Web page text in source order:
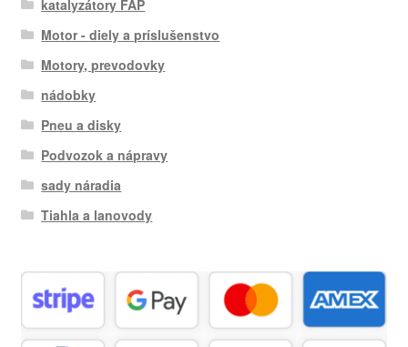
katalyzátory FAP
Motor - diely a príslušenstvo
Motory, prevodovky
nádobky
Pneu a disky
Podvozok a nápravy
sady náradia
Tiahla a lanovody